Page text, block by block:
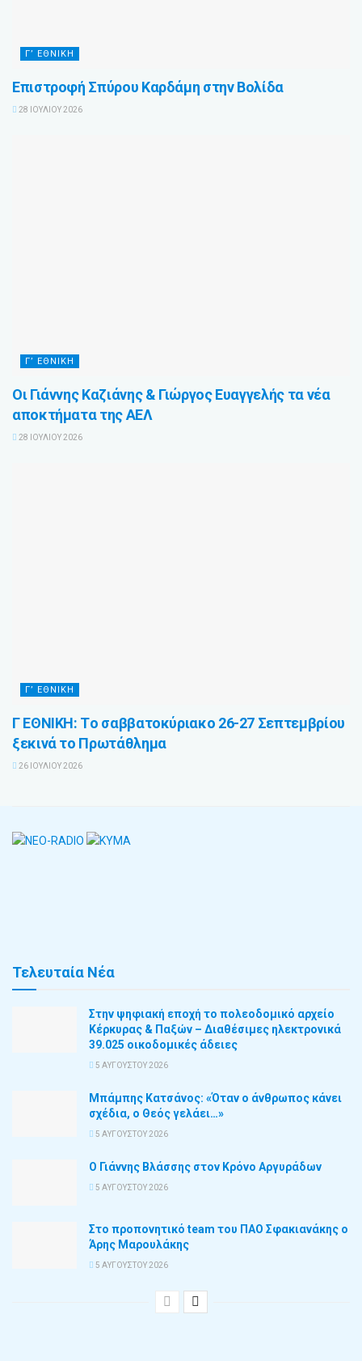
Γ’ ΕΘΝΙΚΗ
Επιστροφή Σπύρου Καρδάμη στην Βολίδα
28 ΙΟΥΛΊΟΥ 2026
Γ’ ΕΘΝΙΚΗ
Οι Γιάννης Καζιάνης & Γιώργος Ευαγγελής τα νέα
αποκτήματα της ΑΕΛ
28 ΙΟΥΛΊΟΥ 2026
Γ’ ΕΘΝΙΚΗ
Γ ΕΘΝΙΚΗ: Tο σαββατοκύριακο 26-27 Σεπτεμβρίου
ξεκινά το Πρωτάθλημα
26 ΙΟΥΛΊΟΥ 2026
Τελευταία Νέα
Στην ψηφιακή εποχή το πολεοδομικό αρχείο
Κέρκυρας & Παξών – Διαθέσιμες ηλεκτρονικά
39.025 οικοδομικές άδειες
5 ΑΥΓΟΎΣΤΟΥ 2026
Μπάμπης Κατσάνος: «Όταν ο άνθρωπος κάνει
σχέδια, ο Θεός γελάει…»
5 ΑΥΓΟΎΣΤΟΥ 2026
Ο Γιάννης Βλάσσης στον Κρόνο Αργυράδων
5 ΑΥΓΟΎΣΤΟΥ 2026
Στο προπονητικό team του ΠΑΟ Σφακιανάκης ο
Άρης Μαρουλάκης
5 ΑΥΓΟΎΣΤΟΥ 2026